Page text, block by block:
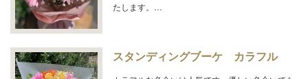
たします。…
スタンディングブーケ カラフル